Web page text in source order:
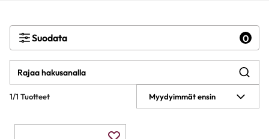
Suodata 0
1/1 Tuotteet Myydyimmät ensin